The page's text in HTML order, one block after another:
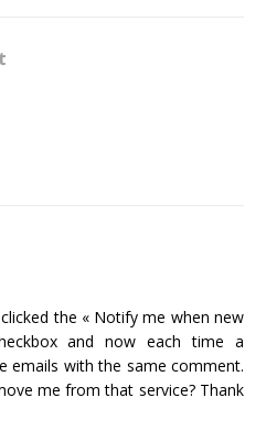
the « Notify me when new
and now each time a
emails with the same comment.
me from that service? Thank